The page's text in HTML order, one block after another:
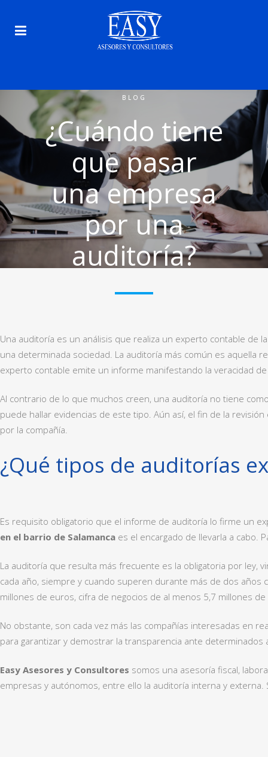
BLOG
¿Cuándo tiene
que pasar
una empresa
por una
auditoría?
Una auditoría es un análisis que realiza un experto contable de
una determinada sociedad. La auditoría más común es aquella
experto contable emite un informe manifestando la veracidad
Al contrario de lo que muchos creen, una auditoría no tiene
puede hallar evidencias de este tipo. Aún así, el fin de la
por la compañía.
¿Qué tipos de auditorías
Es requisito obligatorio que el informe de auditoría lo firme un
en el barrio de Salamanca es el encargado de llevarla a cabo.
La auditoría que resulta más frecuente es la obligatoria por ley,
cada año, siempre y cuando superen durante más de dos
millones de euros, cifra de negocios de al menos 5,7 millones
No obstante, son cada vez más las compañías interesadas en
para garantizar y demostrar la transparencia ante
Easy Asesores y Consultores somos una asesoría fiscal,
empresas y autónomos, entre ello la auditoría interna y